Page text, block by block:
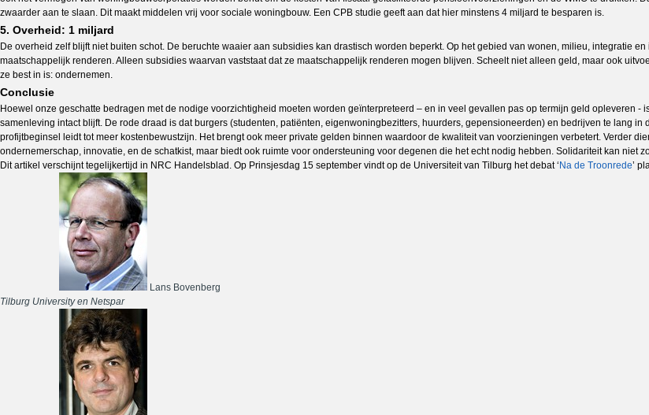
zwaarder aan te slaan. Dit maakt middelen vrij voor sociale woningbouw. Een CPB studie geeft aan dat hier minstens 4 miljard te besparen is.
5. Overheid: 1 miljard
De overheid zelf blijft niet buiten schot. De beruchte waaier aan subsidies kan drastisch worden beperkt. Op het gebied van wonen, milieu, integratie
maatschappelijk renderen. Alleen subsidies waarvan vaststaat dat ze maatschappelijk renderen mogen blijven. Scheelt niet alleen geld, maar ook
ze best in is: ondernemen.
Conclusie
Hoewel onze geschatte bedragen met de nodige voorzichtigheid moeten worden geïnterpreteerd – en in veel gevallen pas op termijn geld opleveren
samenleving intact blijft. De rode draad is dat burgers (studenten, patiënten, eigenwoningbezitters, huurders, gepensioneerden) en bedrijven te lang
profijtbeginsel leidt tot meer kostenbewustzijn. Het brengt ook meer private gelden binnen waardoor de kwaliteit van voorzieningen verbetert. Verder
ondernemerschap, innovatie, en de schatkist, maar biedt ook ruimte voor ondersteuning voor degenen die het echt nodig hebben. Solidariteit kan niet
Dit artikel verschijnt tegelijkertijd in NRC Handelsblad. Op Prinsjesdag 15 september vindt op de Universiteit van Tilburg het debat ‘ Na de Troonrede’
Lans Bovenberg
Tilburg University en Netspar